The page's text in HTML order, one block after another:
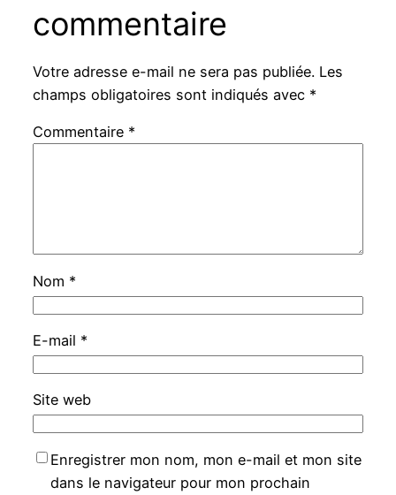
commentaire
Votre adresse e-mail ne sera pas publiée. Les
champs obligatoires sont indiqués avec *
Commentaire *
Nom *
E-mail *
Site web
Enregistrer mon nom, mon e-mail et mon site
dans le navigateur pour mon prochain